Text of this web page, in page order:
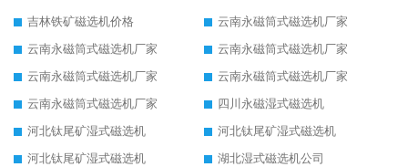
吉林铁矿磁选机价格
云南永磁筒式磁选机厂家
云南永磁筒式磁选机厂家
云南永磁筒式磁选机厂家
云南永磁筒式磁选机厂家
云南永磁筒式磁选机厂家
云南永磁筒式磁选机厂家
四川永磁湿式磁选机
河北钛尾矿湿式磁选机
河北钛尾矿湿式磁选机
河北钛尾矿湿式磁选机
湖北湿式磁选机公司